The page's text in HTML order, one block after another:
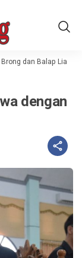
dan Balap Liar
dengan